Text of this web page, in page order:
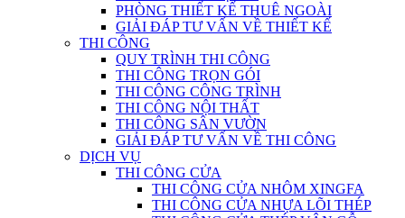
PHÒNG THIẾT KẾ THUÊ NGOÀI
GIẢI ĐÁP TƯ VẤN VỀ THIẾT KẾ
THI CÔNG
QUY TRÌNH THI CÔNG
THI CÔNG TRỌN GÓI
THI CÔNG CÔNG TRÌNH
THI CÔNG NỘI THẤT
THI CÔNG SÂN VƯỜN
GIẢI ĐÁP TƯ VẤN VỀ THI CÔNG
DỊCH VỤ
THI CÔNG CỬA
THI CÔNG CỬA NHÔM XINGFA
THI CÔNG CỬA NHỰA LÕI THÉP